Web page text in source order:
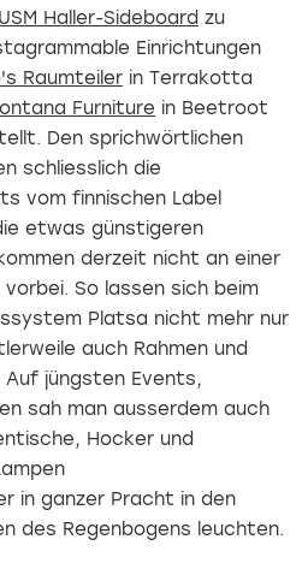
USM Haller-Sideboard zu
Einrichtungen
Raumteiler in Terrakotta
Furniture in Beetroot
Den sprichwörtlichen
schliesslich die
vom finnischen Label
etwas günstigeren
derzeit nicht an einer
So lassen sich beim
Platsa nicht mehr nur
auch Rahmen und
jüngsten Events,
sah man ausserdem auch
Hocker und
in ganzer Pracht in den
des Regenbogens leuchten.